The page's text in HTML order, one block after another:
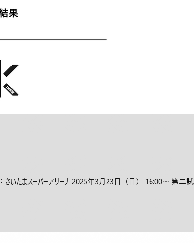
いたまスーパーアリーナ 2025年3⽉23⽇（日） 16:00〜 第二試